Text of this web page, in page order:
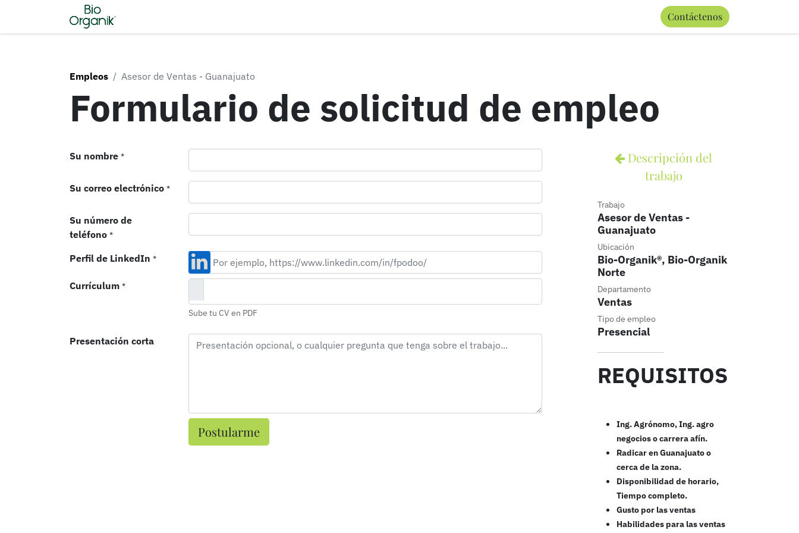
0
Contáctenos
Empleos Asesor de Ventas - Guanajuato
Formulario de solicitud de empleo
Su nombre *
Su correo electrónico *
Su número de
teléfono *
Perfil de LinkedIn *
Currículum *
Sube tu CV en PDF
Presentación corta
Postularme
Descripción del
trabajo
Trabajo
Asesor de Ventas -
Guanajuato
Ubicación
Bio-Organik®, Bio-Organik
Norte
Departamento
Ventas
Tipo de empleo
Presencial
REQUISITOS
Ing. Agrónomo, Ing. agro
negocios o carrera afín.
Radicar en Guanajuato o
cerca de la zona.
Disponibilidad de horario,
Tiempo completo.
Gusto por las ventas
Habilidades para las ventas